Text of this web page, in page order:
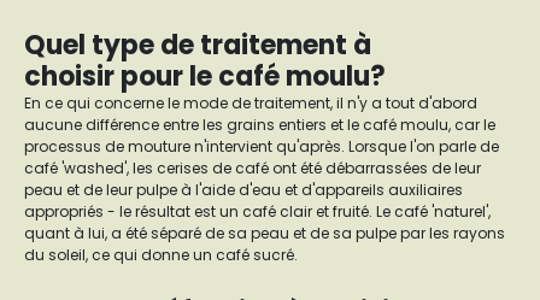
Quel type de traitement à
choisir pour le café moulu?
En ce qui concerne le mode de traitement, il n'y a tout d'abord
aucune différence entre les grains entiers et le café moulu, car le
processus de mouture n'intervient qu'après. Lorsque l'on parle de
café 'washed', les cerises de café ont été débarrassées de leur
peau et de leur pulpe à l'aide d'eau et d'appareils auxiliaires
appropriés - le résultat est un café clair et fruité. Le café 'naturel',
quant à lui, a été séparé de sa peau et de sa pulpe par les rayons
du soleil, ce qui donne un café sucré.